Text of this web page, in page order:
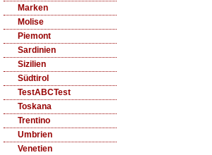
Marken
Molise
Piemont
Sardinien
Sizilien
Südtirol
TestABCTest
Toskana
Trentino
Umbrien
Venetien